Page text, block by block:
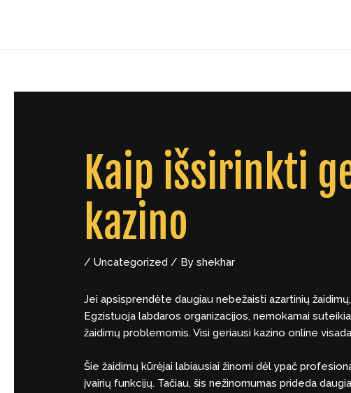
Kaip išsirinkti
kazino
/Uncategorized / Byshekhar
Jei apsisprendėte daugiau nebežaisti azartinių
Egzistuoja labdaros organizacijos, nemokamai
žaidimų problemomis. Visi geriausi kazino online
Šie žaidimų kūrėjai labiausiai žinomi dėl ypač
įvairių funkcijų. Tačiau, šis nežinomumas prideda